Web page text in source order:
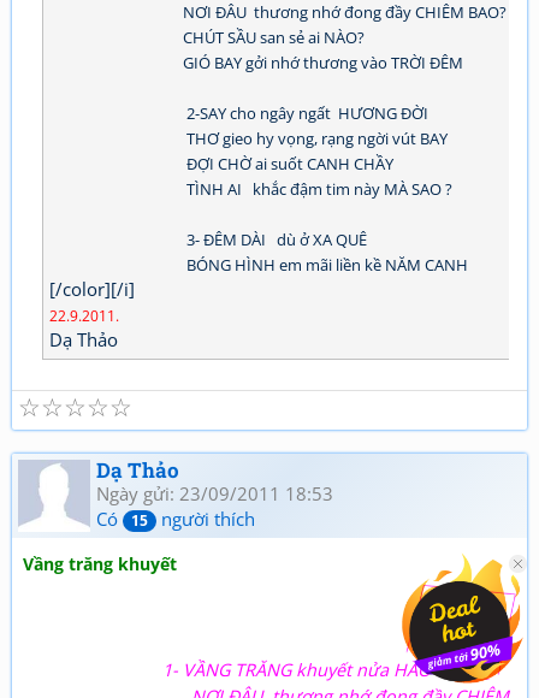
NƠI ĐÂU thương nhớ đong đầy CHIÊM BAO?
CHÚT SẦU san sẻ ai NÀO?
GIÓ BAY gởi nhớ thương vào TRỜI ĐÊM
2-SAY cho ngây ngất HƯƠNG ĐỜI
THƠ gieo hy vọng, rạng ngời vút BAY
ĐỢI CHỜ ai suốt CANH CHẦY
TÌNH AI khắc đậm tim này MÀ SAO ?
3- ĐÊM DÀI dù ở XA QUÊ
BÓNG HÌNH em mãi liền kề NĂM CANH
[/color][/i]
22.9.2011.
Dạ Thảo
☆
☆
☆
☆
☆
Dạ Thảo
Ngày gửi: 23/09/2011 18:53
Có
15 người thích
Vầng trăng khuyết
1- VẦNG TRĂNG khuyết nửa HAO GẦY